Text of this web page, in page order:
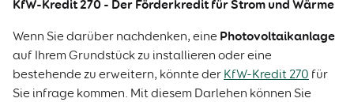
KfW-Kredit 270 - Der Förderkredit für Strom und Wärme
Wenn Sie darüber nachdenken, eine Photovoltaikanlage
auf Ihrem Grundstück zu installieren oder eine
bestehende zu erweitern, könnte der KfW-Kredit 270 für
Sie infrage kommen. Mit diesem Darlehen können Sie